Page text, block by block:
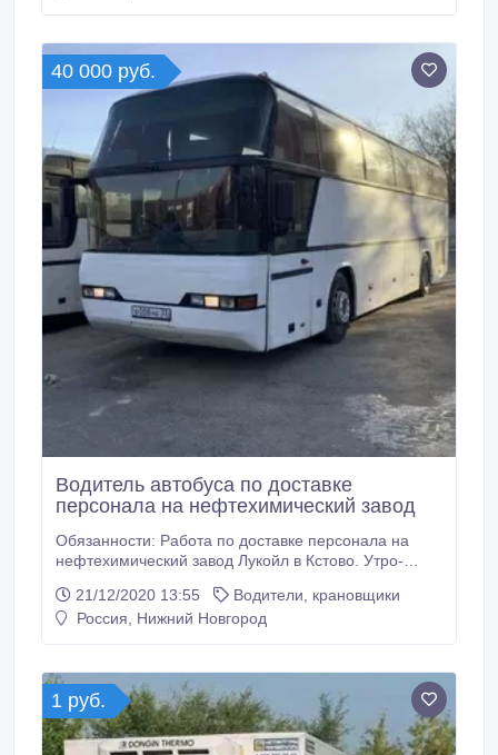
40 000 руб.
Водитель автобуса по доставке
персонала на нефтехимический завод
Обязанности: Работа по доставке персонала на
нефтехимический завод Лукойл в Кстово. Утро-
трaнcпоpтногo сpeдcтва, соблюдaть ПДД, paбота c
путевoй и сопутствующей документацией. Тип
21/12/2020 13:55
Водители, крановщики
Россия, Нижний Новгород
1 руб.